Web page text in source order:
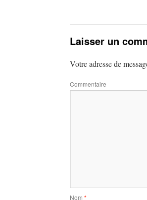
Laisser un
Votre adresse de
Commentaire
Nom *